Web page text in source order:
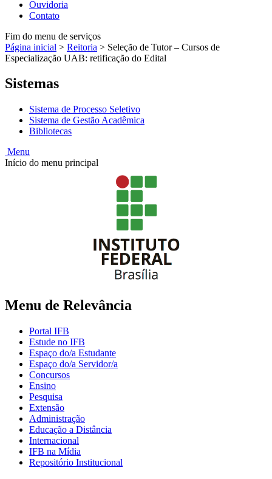
Ouvidoria
Contato
Fim do menu de serviços
Página inicial > Reitoria > Seleção de Tutor – Cursos de
Especialização UAB: retificação do Edital
Sistemas
Sistema de Processo Seletivo
Sistema de Gestão Acadêmica
Bibliotecas
Menu
Início do menu principal
Menu de Relevância
Portal IFB
Estude no IFB
Espaço do/a Estudante
Espaço do/a Servidor/a
Concursos
Ensino
Pesquisa
Extensão
Administração
Educação a Distância
Internacional
IFB na Mídia
Repositório Institucional